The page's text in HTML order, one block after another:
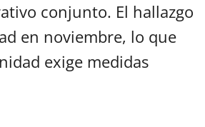
conjunto. El hallazgo
en noviembre, lo que
exige medidas